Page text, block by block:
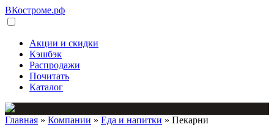
ВКостроме.рф
Акции и скидки
Кэшбэк
Распродажи
Почитать
Каталог
Главная » Компании » Еда и напитки » Пекарни